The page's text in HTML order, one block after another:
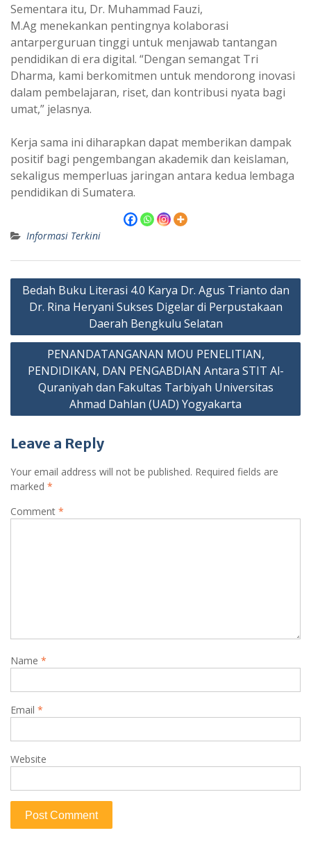
Sementara itu, Dr. Muhammad Fauzi,
M.Ag menekankan pentingnya kolaborasi
antarperguruan tinggi untuk menjawab tantangan
pendidikan di era digital. “Dengan semangat Tri
Dharma, kami berkomitmen untuk mendorong inovasi
dalam pembelajaran, riset, dan kontribusi nyata bagi
umat,” jelasnya.
Kerja sama ini diharapkan dapat memberikan dampak
positif bagi pengembangan akademik dan keislaman,
sekaligus memperluas jaringan antara kedua lembaga
pendidikan di Sumatera.
Informasi Terkini
Post
navigation
Bedah Buku Literasi 4.0 Karya Dr. Agus Trianto dan
Dr. Rina Heryani Sukses Digelar di Perpustakaan
Daerah Bengkulu Selatan
PENANDATANGANAN MOU PENELITIAN,
PENDIDIKAN, DAN PENGABDIAN Antara STIT Al-
Quraniyah dan Fakultas Tarbiyah Universitas
Ahmad Dahlan (UAD) Yogyakarta
Leave a Reply
Your email address will not be published. Required fields are
marked *
Comment *
Name *
Email *
Website